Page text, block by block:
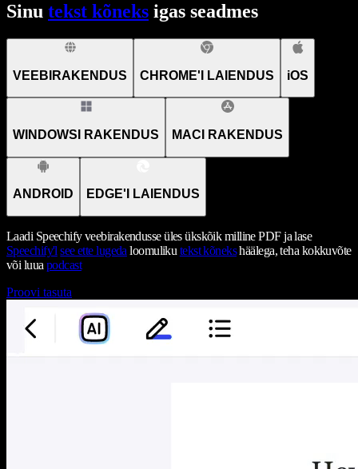
Sinu tekst kõneks igas seadmes
VEEBIRAKENDUS CHROME'I LAIENDUS iOS
WINDOWSI RAKENDUS MACI RAKENDUS
ANDROID EDGE'I LAIENDUS
Laadi Speechify veebirakendusse üles ükskõik milline PDF ja lase
Speechify'l see ette lugeda loomuliku tekst kõnekshäälega, teha kokkuvõte
või luua podcast
Proovi tasuta